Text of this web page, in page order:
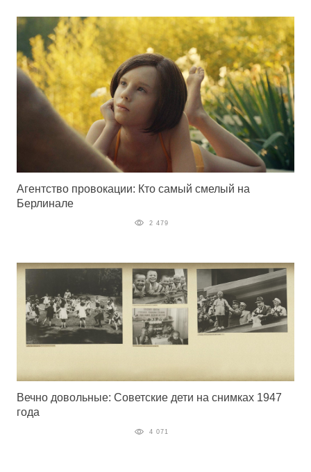
Агентство провокации: Кто самый смелый на
Берлинале
2 479
Вечно довольные: Советские дети на снимках 1947
года
4 071